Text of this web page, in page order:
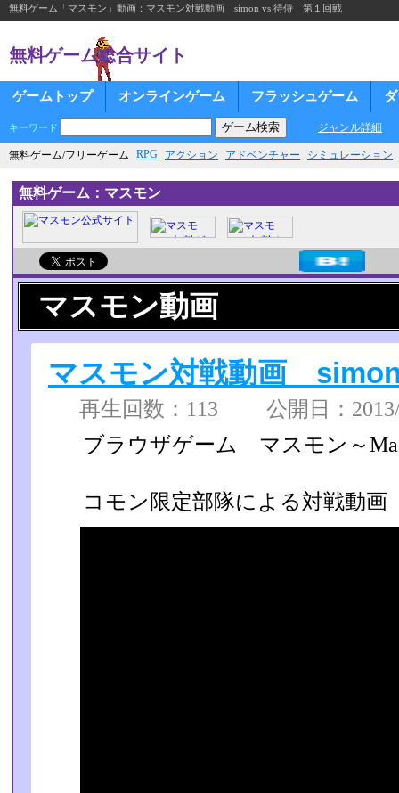
無料ゲーム「マスモン」動画：マスモン対戦動画 simon vs 待侍 第１回戦
無料ゲーム総合サイト
ゲームトップ オンラインゲーム フラッシュゲーム
キーワード ジャンル詳細
無料ゲーム/フリーゲーム RPG アクション アドベンチャー シミュレーション
無料ゲーム：マスモン
マスモン動画
マスモン対戦動画
再生回数：113 公開日：
ブラウザゲーム マスモン～
コモン限定部隊による対戦動画